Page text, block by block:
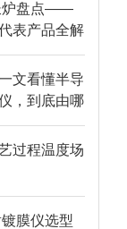
炉盘点——
表产品全解
文看懂半导
，到底由哪
过程温度场
膜仪选型